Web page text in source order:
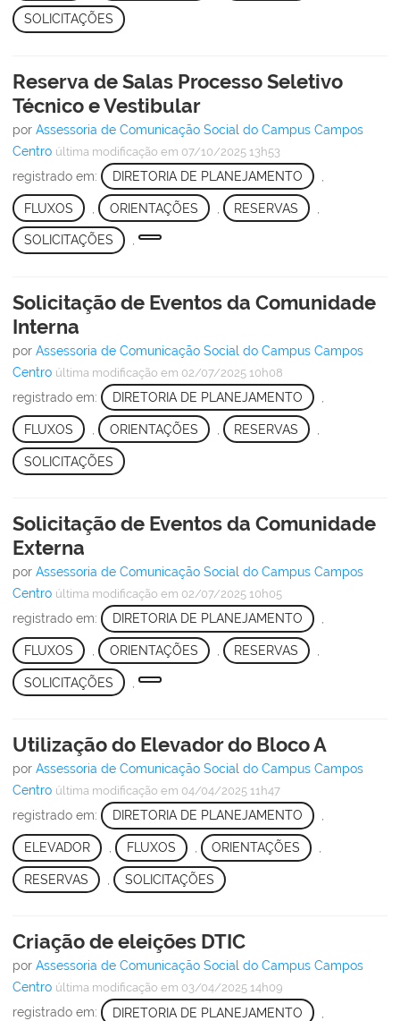
SOLICITAÇÕES
Reserva de Salas Processo Seletivo
Técnico e Vestibular
por Assessoria de Comunicação Social do Campus Campos
Centro última modificação em 07/10/2025 13h53
registrado em: DIRETORIA DE PLANEJAMENTO
FLUXOS ORIENTAÇÕES RESERVAS
SOLICITAÇÕES ,
Solicitação de Eventos da Comunidade
Interna
por Assessoria de Comunicação Social do Campus Campos
Centro última modificação em 02/07/2025 10h08
registrado em: DIRETORIA DE PLANEJAMENTO
FLUXOS ORIENTAÇÕES RESERVAS
SOLICITAÇÕES
Solicitação de Eventos da Comunidade
Externa
por Assessoria de Comunicação Social do Campus Campos
Centro última modificação em 02/07/2025 10h05
registrado em: DIRETORIA DE PLANEJAMENTO ,
FLUXOS ORIENTAÇÕES RESERVAS
SOLICITAÇÕES
Utilização do Elevador do Bloco A
por Assessoria de Comunicação Social do Campus Campos
Centro última modificação em 04/04/2025 11h47
registrado em: DIRETORIA DE PLANEJAMENTO ,
ELEVADOR FLUXOS ORIENTAÇÕES
RESERVAS SOLICITAÇÕES
Criação de eleições DTIC
por Assessoria de Comunicação Social do Campus Campos
Centro última modificação em 03/04/2025 14h09
registrado em: DIRETORIA DE PLANEJAMENTO